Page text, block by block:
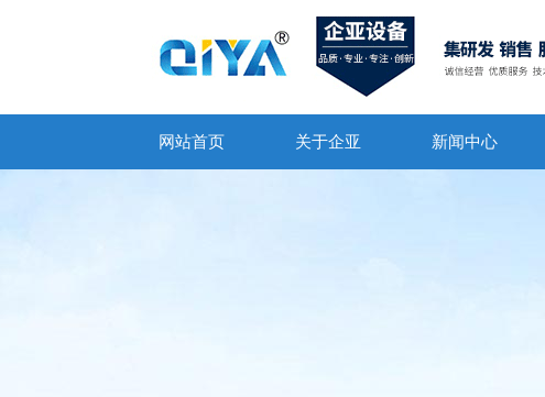
网站首页 关于企亚 新闻中心